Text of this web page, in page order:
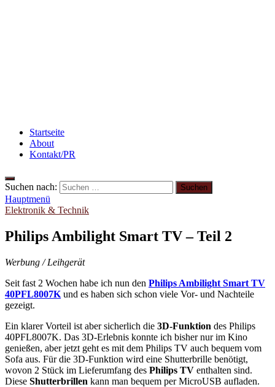
Startseite
About
Kontakt/PR
Suchen nach:
Hauptmenü
Elektronik & Technik
Philips Ambilight Smart TV – Teil 2
Werbung / Leihgerät
Seit fast 2 Wochen habe ich nun den Philips Ambilight Smart TV
40PFL8007K und es haben sich schon viele Vor- und Nachteile
gezeigt.
Ein klarer Vorteil ist aber sicherlich die 3D-Funktion des Philips
40PFL8007K. Das 3D-Erlebnis konnte ich bisher nur im Kino
genießen, aber jetzt geht es mit dem Philips TV auch bequem vom
Sofa aus. Für die 3D-Funktion wird eine Shutterbrille benötigt,
wovon 2 Stück im Lieferumfang des Philips TV enthalten sind.
Diese Shutterbrillen kann man bequem per MicroUSB aufladen.